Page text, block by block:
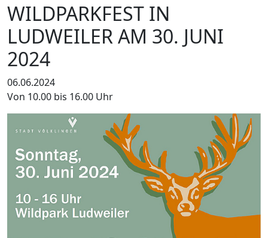
WILDPARKFEST IN
LUDWEILER AM 30. JUNI
2024
06.06.2024
Von 10.00 bis 16.00 Uhr